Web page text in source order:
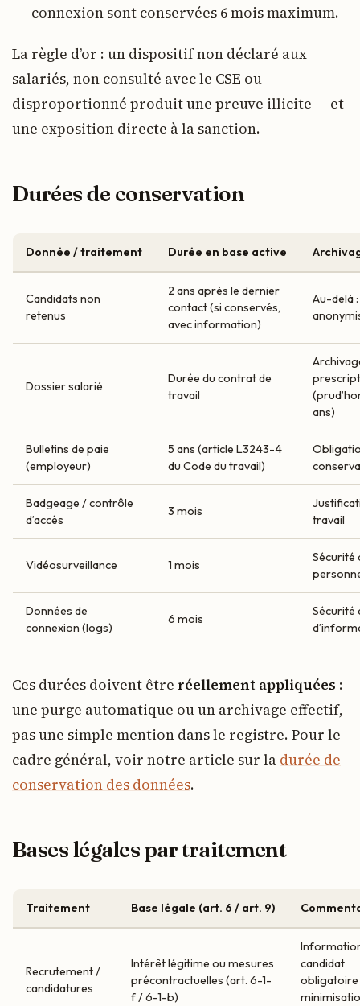
connexion sont conservées 6 mois maximum.
La règle d’or : un dispositif non déclaré aux
salariés, non consulté avec le CSE ou
disproportionné produit une preuve illicite — et
une exposition directe à la sanction.
Durées de conservation
Donnée / traitement Durée en base active
Candidats non
retenus
2 ans après le dernier
contact (si conservés,
avec information)
Au-delà
Dossier salarié
Durée du contrat de
travail
ans)
Bulletins de paie
(employeur)
5 ans (article L3243-4
du Code du travail)
Badgeage / contrôle
d’accès
3 mois
travail
Vidéosurveillance 1 mois
Sécurité
Données de
connexion (logs)
6 mois
Sécurité
Ces durées doivent être réellement appliquées :
une purge automatique ou un archivage effectif,
pas une simple mention dans le registre. Pour le
cadre général, voir notre article sur la durée de
conservation des données.
Bases légales par traitement
Traitement Base légale (art. 6 / art. 9)
Recrutement /
candidatures
Intérêt légitime ou mesures
précontractuelles (art. 6-1-
f / 6-1-b)
candidat
obligatoire